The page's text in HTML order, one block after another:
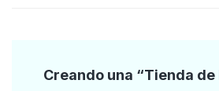
Creando una “Tienda de